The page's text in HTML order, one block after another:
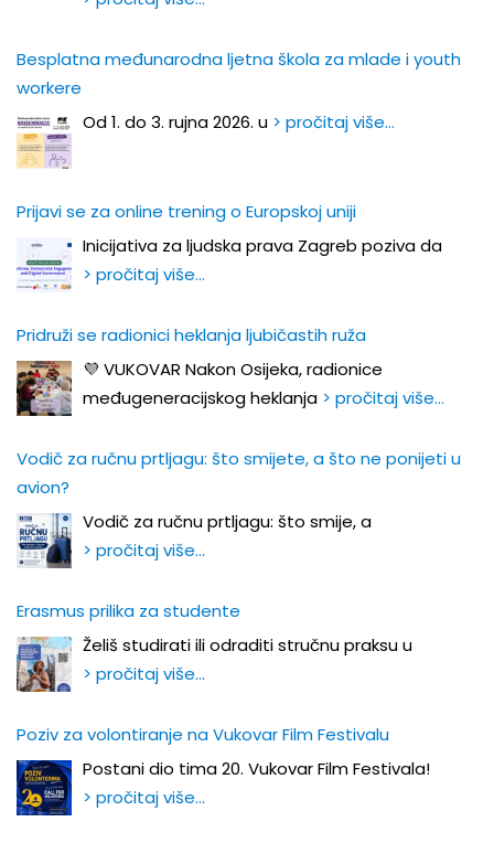
Besplatna međunarodna ljetna škola za mlade i youth
workere
Od 1. do 3. rujna 2026. u > pročitaj više…
Prijavi se za online trening o Europskoj uniji
Inicijativa za ljudska prava Zagreb poziva da
> pročitaj više…
Pridruži se radionici heklanja ljubičastih ruža
💜 VUKOVAR Nakon Osijeka, radionice
međugeneracijskog heklanja > pročitaj više…
Vodič za ručnu prtljagu: što smijete, a što ne ponijeti u
avion?
Vodič za ručnu prtljagu: što smije, a
> pročitaj više…
Erasmus prilika za studente
Želiš studirati ili odraditi stručnu praksu u
> pročitaj više…
Poziv za volontiranje na Vukovar Film Festivalu
Postani dio tima 20. Vukovar Film Festivala!
> pročitaj više…